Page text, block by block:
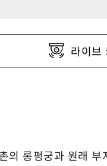
라이브
의 롱펑궁과 원래